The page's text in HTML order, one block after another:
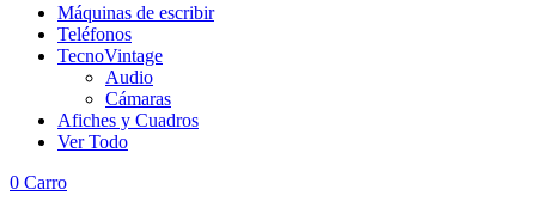
Máquinas de escribir
Teléfonos
TecnoVintage
Audio
Cámaras
Afiches y Cuadros
Ver Todo
0 Carro